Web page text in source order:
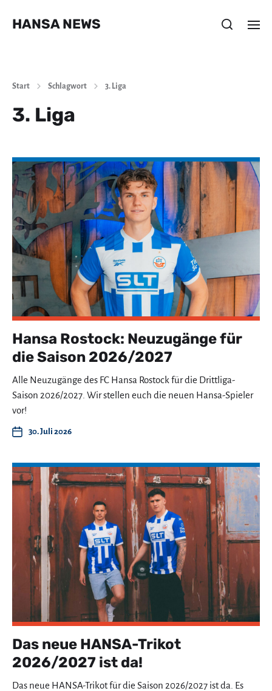
HANSA NEWS
Start Schlagwort 3. Liga
3. Liga
Hansa Rostock: Neuzugänge für
die Saison 2026/2027
Alle Neuzugänge des FC Hansa Rostock für die Drittliga-
Saison 2026/2027. Wir stellen euch die neuen Hansa-Spieler
vor!
30. Juli 2026
Das neue HANSA-Trikot
2026/2027 ist da!
Das neue HANSA-Trikot für die Saison 2026/2027 ist da. Es